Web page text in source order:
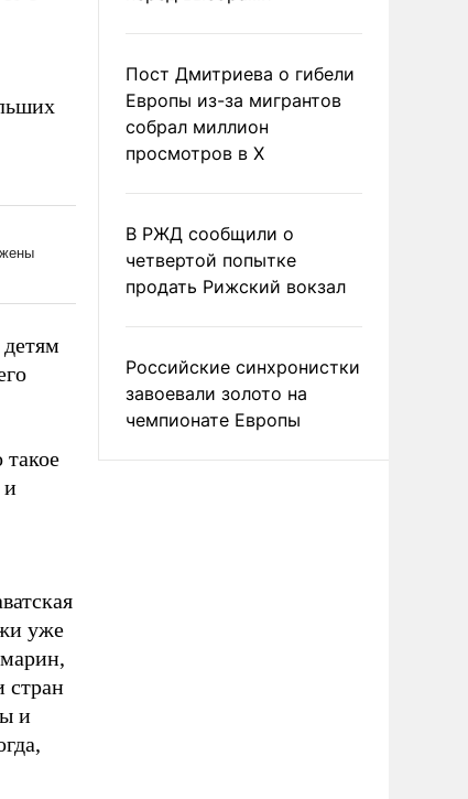
и
уже
стран
и
Пост Дмитриева о гибели
Европы из-за мигрантов
собрал миллион
просмотров в X
В РЖД сообщили о
четвертой попытке
продать Рижский вокзал
Российские синхронистки
завоевали золото на
чемпионате Европы